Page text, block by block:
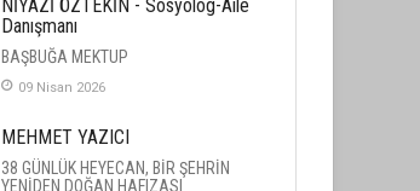
NİYAZİ ÖZTEKİN - Sosyolog-Aile
Danışmanı
BAŞBUĞA MEKTUP
09 Nisan 2026
MEHMET YAZICI
38 GÜNLÜK HEYECAN, BİR ŞEHRİN
YENİDEN DOĞAN HAFIZASI